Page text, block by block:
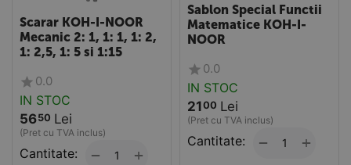
Scarar KOH-I-NOOR
Mecanic 2: 1, 1: 1, 1: 2,
1: 2,5, 1: 5 si 1:15
0.0
IN STOC
5650 Lei
(Pret cu TVA inclus)
Cantitate: +
−
Sablon Special Functii
Matematice KOH-I-
NOOR
0.0
IN STOC
2100 Lei
(Pret cu TVA inclus)
Cantitate: +
−